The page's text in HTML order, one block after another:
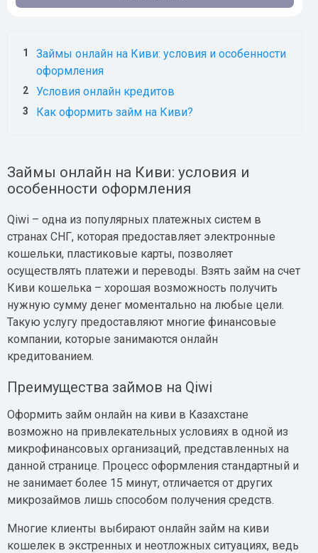
Займы онлайн на Киви: условия и особенности
оформления
Условия онлайн кредитов
Как оформить займ на Киви?
Займы онлайн на Киви: условия и
особенности оформления
Qiwi – одна из популярных платежных систем в
странах СНГ, которая предоставляет электронные
кошельки, пластиковые карты, позволяет
осуществлять платежи и переводы. Взять займ на счет
Киви кошелька – хорошая возможность получить
нужную сумму денег моментально на любые цели.
Такую услугу предоставляют многие финансовые
компании, которые занимаются онлайн
кредитованием.
Преимущества займов на Qiwi
Оформить займ онлайн на киви в Казахстане
возможно на привлекательных условиях в одной из
микрофинансовых организаций, представленных на
данной странице. Процесс оформления стандартный и
не занимает более 15 минут, отличается от других
микрозаймов лишь способом получения средств.
Многие клиенты выбирают онлайн займ на киви
кошелек в экстренных и неотложных ситуациях, ведь